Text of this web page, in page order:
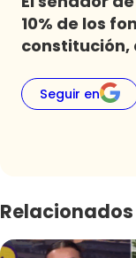
10% de los
constitución,
Seguir en
Relacionados